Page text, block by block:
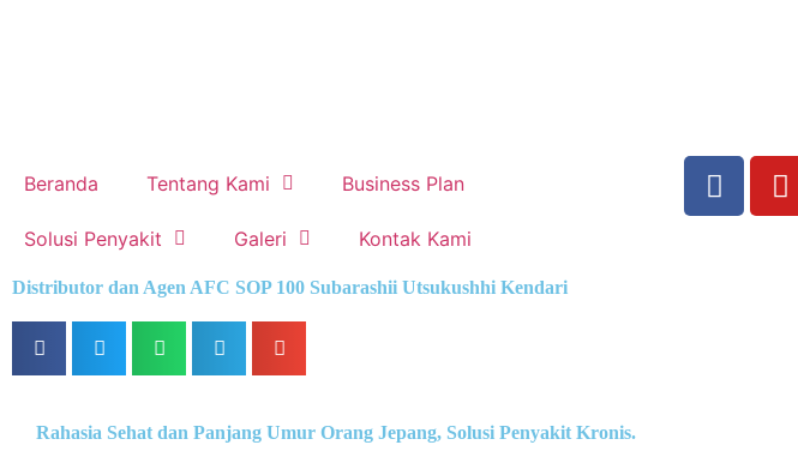
Beranda Tentang Kami Business Plan
Solusi Penyakit Galeri Kontak Kami
Distributor dan Agen AFC SOP 100 Subarashii Utsukushhi Kendari
Rahasia Sehat dan Panjang Umur Orang Jepang, Solusi Penyakit Kronis.